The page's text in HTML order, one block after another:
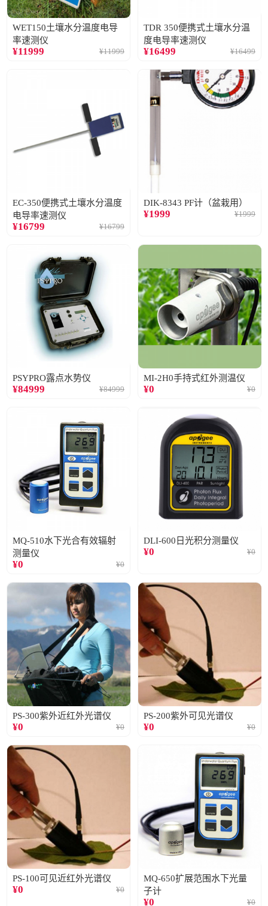
WET150土壤水分温度电导
率速测仪
¥11999 ¥11999
TDR 350便携式土壤水分温
度电导率速测仪
¥16499 ¥16499
EC-350便携式土壤水分温度
电导率速测仪
¥16799 ¥16799
DIK-8343 PF计（盆栽用）
¥1999 ¥1999
PSYPRO露点水势仪
¥84999 ¥84999
MI-2H0手持式红外测温仪
¥0 ¥0
MQ-510水下光合有效辐射
测量仪
¥0 ¥0
DLI-600日光积分测量仪
¥0 ¥0
PS-300紫外近红外光谱仪
¥0 ¥0
PS-200紫外可见光谱仪
¥0 ¥0
PS-100可见近红外光谱仪
¥0 ¥0
MQ-650扩展范围水下光量
子计
¥0 ¥0